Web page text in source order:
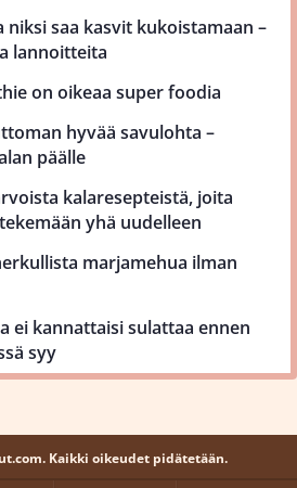
saa kasvit kukoistamaan –
lannoitteita
on oikeaa super foodia
hyvää savulohta –
päälle
kalaresepteistä, joita
yhä uudelleen
marjamehua ilman
ei kannattaisi sulattaa ennen
syy
Kaikki oikeudet pidätetään.